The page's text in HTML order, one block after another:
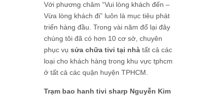
Với phương châm “Vui lòng khách đến –
Vừa lòng khách đi” luôn là mục tiêu phát
triển hàng đầu. Trong vài năm đổ lại đây
chúng tôi đã có hơn 10 cơ sở, chuyên
phục vụ sửa chữa tivi tại nhà tất cả các
loại cho khách hàng trong khu vực tphcm
ở tất cả các quận huyện TPHCM.
Trạm bao hanh tivi sharp Nguyễn Kim